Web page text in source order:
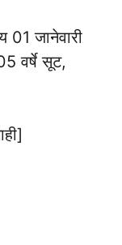
01 जानेवारी
वर्षे सूट,